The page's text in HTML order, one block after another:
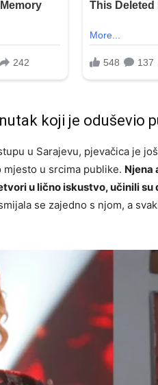
koji je oduševio
u Sarajevu, pjevačica je
mjesto u srcima publike. Njena
u lično iskustvo, učinili
se zajedno s njom, a